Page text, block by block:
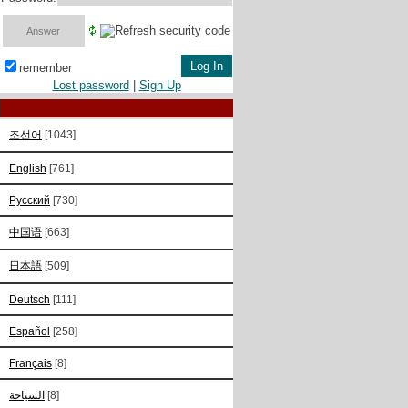
remember
Lost password
Sign Up
조선어 [1043]
English [761]
Русский [730]
中国语 [663]
日本語 [509]
Deutsch [111]
Español [258]
Français [8]
السياحة [8]